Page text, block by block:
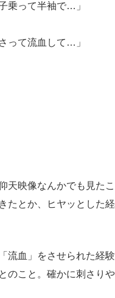
乗って半袖で…」
って流血して…」
映像なんかでも見たこ
たとか、ヒヤッとした
血」をさせられた経
のこと。確かに刺さり